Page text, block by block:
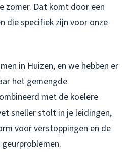
zomer. Dat komt door een
die specifiek zijn voor onze
in Huizen, en we hebben er
het gemengde
met de koelere
sneller stolt in je leidingen,
voor verstoppingen en de